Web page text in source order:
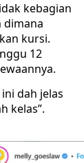
kebagian
dimana
kursi.
12
dah jelas
kelas”.